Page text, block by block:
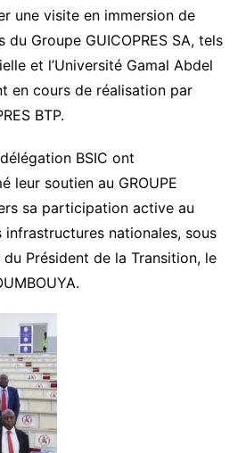
une visite en immersion de
Groupe GUICOPRES SA, tels
et l’Université Gamal Abdel
en cours de réalisation par
BTP.
BSIC ont
leur soutien au GROUPE
sa participation active au
nationales, sous
Président de la Transition, le